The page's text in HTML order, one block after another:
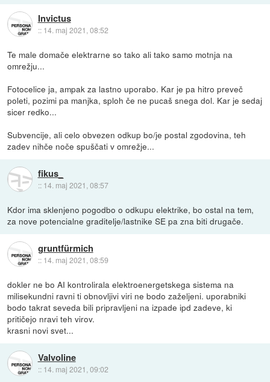
Invictus
:: 14. maj 2021, 08:52
Te male domače elektrarne so tako ali tako samo motnja na
omrežju...
Fotocelice ja, ampak za lastno uporabo. Kar je pa hitro preveč
poleti, pozimi pa manjka, sploh če ne pucaš snega dol. Kar je sedaj
sicer redko...
Subvencije, ali celo obvezen odkup bo/je postal zgodovina, teh
zadev nihče noče spuščati v omrežje...
fikus_
:: 14. maj 2021, 08:57
Kdor ima sklenjeno pogodbo o odkupu elektrike, bo ostal na tem,
za nove potencialne graditelje/lastnike SE pa zna biti drugače.
gruntfürmich
:: 14. maj 2021, 08:59
dokler ne bo AI kontrolirala elektroenergetskega sistema na
milisekundni ravni ti obnovljivi viri ne bodo zaželjeni. uporabniki
bodo takrat seveda bili pripravljeni na izpade ipd zadeve, ki
pritičejo nravi teh virov.
krasni novi svet...
Valvoline
:: 14. maj 2021, 09:02